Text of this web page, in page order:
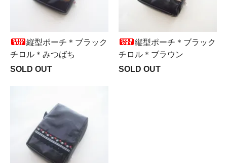
縦型ポーチ＊ブラック
チロル＊みつばち
SOLD OUT
縦型ポーチ＊ブラック
チロル＊ブラウン
SOLD OUT